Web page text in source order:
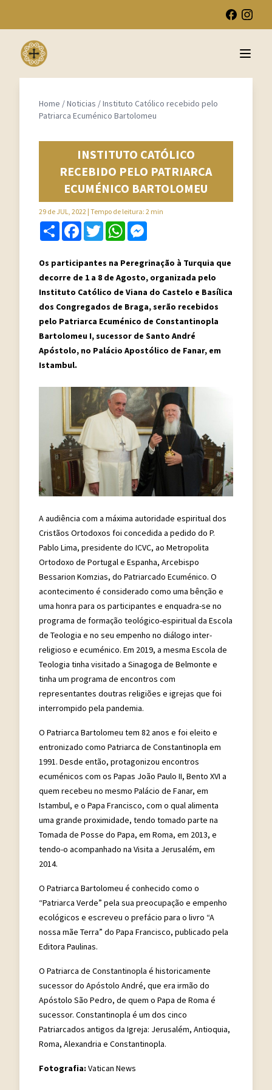
Open
Home /Noticias /Instituto Católico recebido pelo
Patriarca Ecuménico Bartolomeu
INSTITUTO CATÓLICO
RECEBIDO PELO PATRIARCA
ECUMÉNICO BARTOLOMEU
29 de JUL, 2022 | Tempo de leitura: 2 min
Share FacebookTwitterWhatsApp
Os participantes na Peregrinação à Turquia que
decorre de 1 a 8 de Agosto, organizada pelo
Instituto Católico de Viana do Castelo e Basílica
dos Congregados de Braga, serão recebidos
pelo Patriarca Ecuménico de Constantinopla
Bartolomeu I, sucessor de Santo André
Apóstolo, no Palácio Apostólico de Fanar, em
Istambul.
A audiência com a máxima autoridade espiritual dos
Cristãos Ortodoxos foi concedida a pedido do P.
Pablo Lima, presidente do ICVC, ao Metropolita
Ortodoxo de Portugal e Espanha, Arcebispo
Bessarion Komzias, do Patriarcado Ecuménico. O
acontecimento é considerado como uma bênção e
uma honra para os participantes e enquadra-se no
programa de formação teológico-espiritual da Escola
de Teologia e no seu empenho no diálogo inter-
religioso e ecuménico. Em 2019, a mesma Escola de
Teologia tinha visitado a Sinagoga de Belmonte e
tinha um programa de encontros com
representantes doutras religiões e igrejas que foi
interrompido pela pandemia.
O Patriarca Bartolomeu tem 82 anos e foi eleito e
entronizado como Patriarca de Constantinopla em
1991. Desde então, protagonizou encontros
ecuménicos com os Papas João Paulo II, Bento XVI a
quem recebeu no mesmo Palácio de Fanar, em
Istambul, e o Papa Francisco, com o qual alimenta
uma grande proximidade, tendo tomado parte na
Tomada de Posse do Papa, em Roma, em 2013, e
tendo-o acompanhado na Visita a Jerusalém, em
2014.
O Patriarca Bartolomeu é conhecido como o
“Patriarca Verde” pela sua preocupação e empenho
ecológicos e escreveu o prefácio para o livro “A
nossa mãe Terra” do Papa Francisco, publicado pela
Editora Paulinas.
O Patriarca de Constantinopla é historicamente
sucessor do Apóstolo André, que era irmão do
Apóstolo São Pedro, de quem o Papa de Roma é
sucessor. Constantinopla é um dos cinco
Patriarcados antigos da Igreja: Jerusalém, Antioquia,
Roma, Alexandria e Constantinopla.
Fotografia: Vatican News